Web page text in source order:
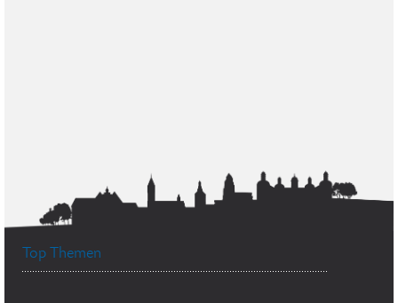
Top Themen